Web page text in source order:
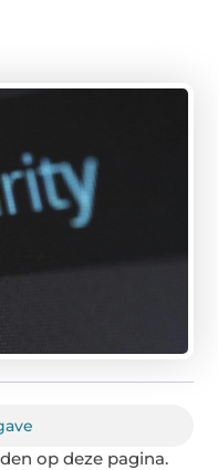
op deze pagina.